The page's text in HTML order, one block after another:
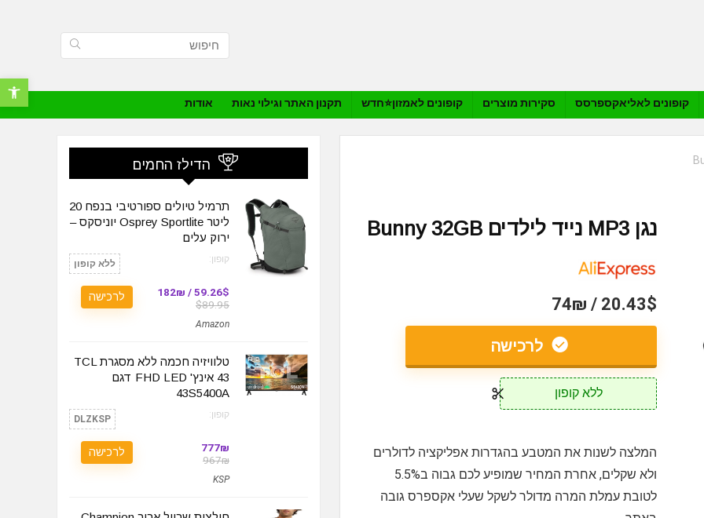
פתח
קופונים לאליאקספרסס סקירות מוצרים קופונים לאמזון⭐️חדש תקנון האתר וגילוי נאות אודות
נגן MP3 נייד לילדים Bunny 32GB
20.43$ / 74₪
לרכישה
ללא קופון
המלצה לשנות את המטבע בהגדרות אפליקציה לדולרים
ולא שקלים, אחרת המחיר שמופיע לכם גבוה ב5.5%
לטובת עמלת המרה מדולר לשקל שעלי אקספרס גובה
הדילז החמים
תרמיל טיולים ספורטיבי בנפח 20
ליטר Osprey Sportlite יוניסקס –
ירוק עלים
קופון: ללא קופון
59.26$ / 182₪
$89.95
Amazon
לרכישה
טלוויזיה חכמה ללא מסגרת TCL
43 אינץ' FHD LED דגם
43S5400A
קופון: DLZKSP
777₪
967₪
KSP
לרכישה